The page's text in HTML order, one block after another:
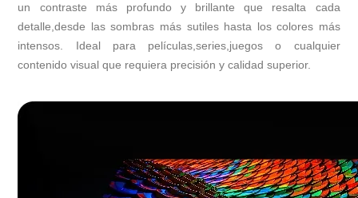
un contraste más profundo y brillante que resalta cada
detalle,desde las sombras más sutiles hasta los colores más
intensos. Ideal para películas,series,juegos o cualquier
contenido visual que requiera precisión y calidad superior.